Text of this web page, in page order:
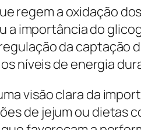
regem a oxidação
a importância do
da captação
níveis de energia
visão clara da
de jejum ou dietas